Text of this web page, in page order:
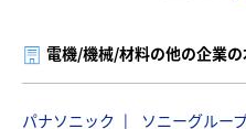
電機/機械/材料の他の企業
パナソニック ソニーグルー